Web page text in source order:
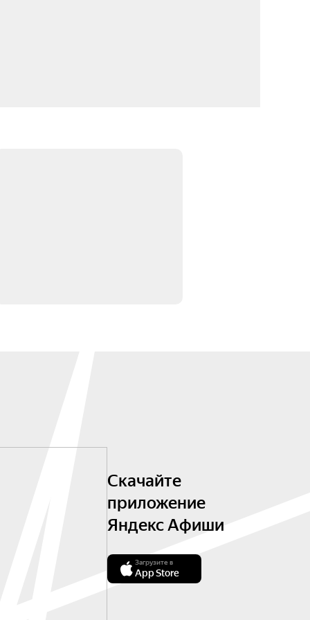
Скачайте
приложение
Яндекс Афиши
Загрузите в
App Store